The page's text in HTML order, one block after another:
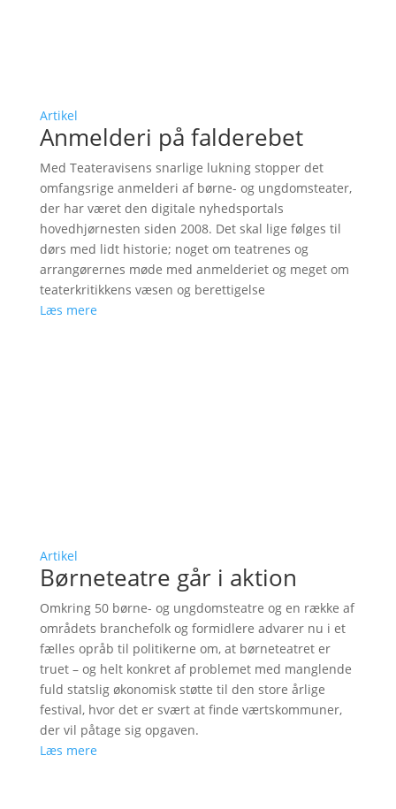
Artikel
Anmelderi på falderebet
Med Teateravisens snarlige lukning stopper det
omfangsrige anmelderi af børne- og ungdomsteater,
der har været den digitale nyhedsportals
hovedhjørnesten siden 2008. Det skal lige følges til
dørs med lidt historie; noget om teatrenes og
arrangørernes møde med anmelderiet og meget om
teaterkritikkens væsen og berettigelse
Læs mere
Artikel
Børneteatre går i aktion
Omkring 50 børne- og ungdomsteatre og en række af
områdets branchefolk og formidlere advarer nu i et
fælles opråb til politikerne om, at børneteatret er
truet – og helt konkret af problemet med manglende
fuld statslig økonomisk støtte til den store årlige
festival, hvor det er svært at finde værtskommuner,
der vil påtage sig opgaven.
Læs mere